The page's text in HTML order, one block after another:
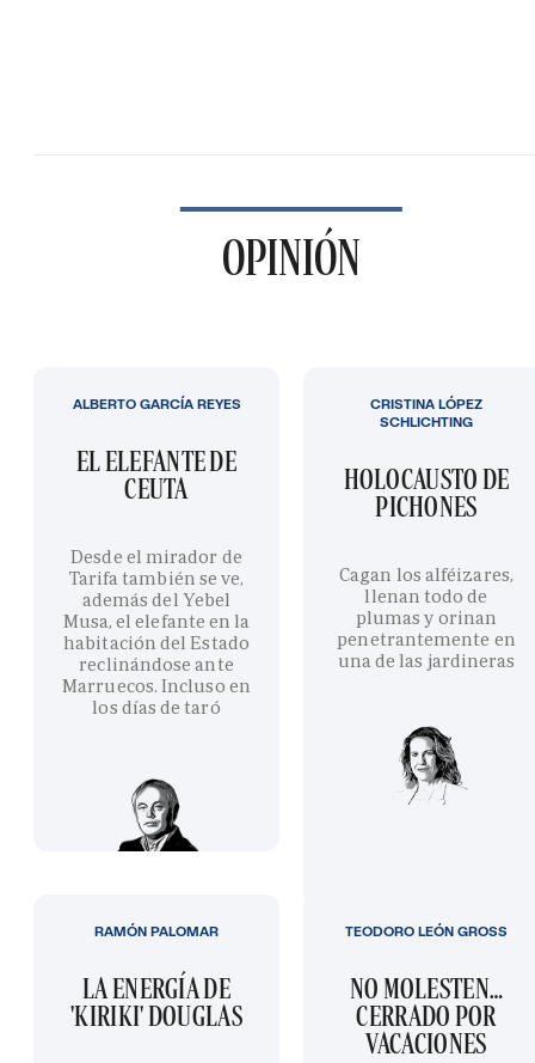
OPINIÓN
EL ELEFANTE DE
CEUTA
Desde el mirador de
Tarifa también se ve,
además del Yebel
Musa, el elefante en la
habitación del Estado
reclinándose ante
Marruecos. Incluso en
los días de taró
ALBERTO GARCÍA REYES
HOLOCAUSTO DE
PICHONES
Cagan los alféizares,
llenan todo de
plumas y orinan
penetrantemente en
una de las jardineras
CRISTINA LÓPEZ
SCHLICHTING
LA ENERGÍA DE
'KIRIKI' DOUGLAS
RAMÓN PALOMAR
NO MOLESTEN…
CERRADO POR
VACACIONES
TEODORO LEÓN GROSS